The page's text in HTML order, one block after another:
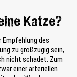
Katze?
Empfehlung des
zu großzügig sein,
nicht schadet. Zum
einer arteriellen